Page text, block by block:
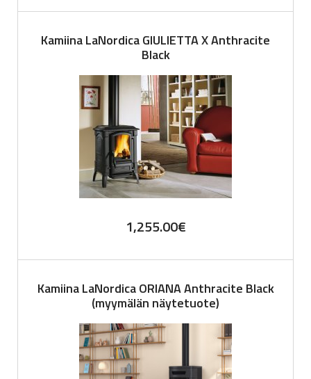
Kamiina LaNordica GIULIETTA X Anthracite
Black
1,255.00€
Kamiina LaNordica ORIANA Anthracite Black
(myymälän näytetuote)